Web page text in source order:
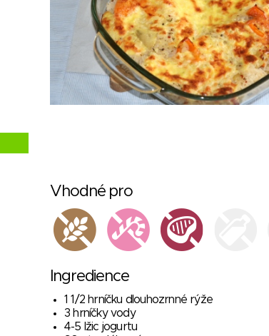
Vhodné pro
Ingredience
1 1/2 hrníčku dlouhozrnné rýže
3 hrníčky vody
4-5 lžic jogurtu